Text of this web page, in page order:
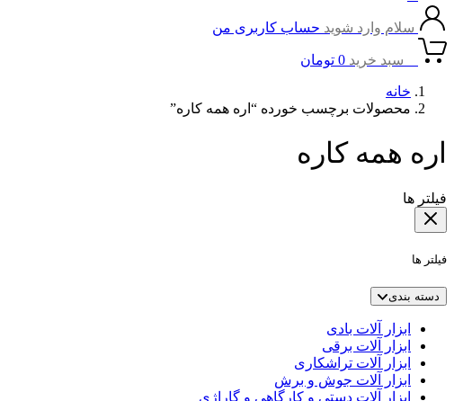
سلام وارد شوید حساب کاربری من
سبد خرید 0 تومان
خانه
محصولات برچسب خورده “اره همه کاره”
اره همه کاره
فیلتر ها
فیلتر ها
دسته بندی
ابزار آلات بادی
ابزار آلات برقی
ابزار آلات تراشکاری
ابزار آلات جوش و برش
ابزار آلات دستی و کارگاهی و گاراژی